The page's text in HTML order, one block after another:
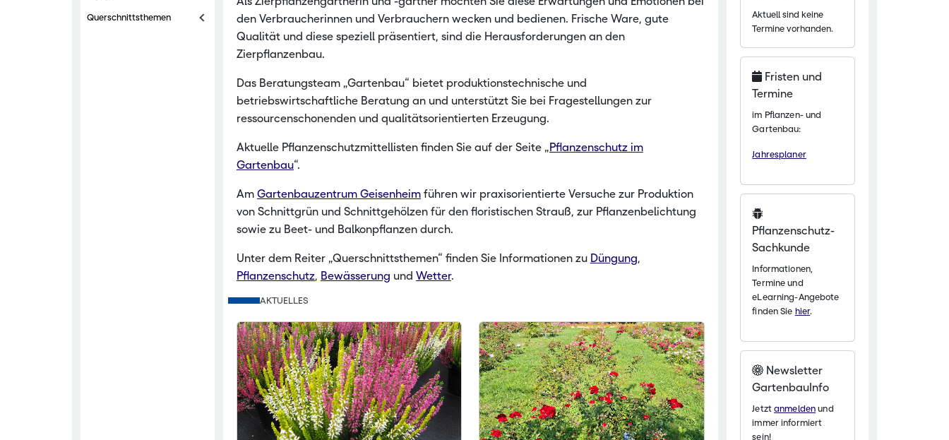
Nachwachsende Rohstoffe
Landwirtschaftliche Fachschulen
Landwirtschaftszentrum Eichhof
Querschnittsthemen
den Verbraucherinnen und Verbrauchern wecken und bedienen. Frische Ware, gute
Qualität und diese speziell präsentiert, sind die Herausforderungen an den
Zierpflanzenbau.
Das Beratungsteam „Gartenbau“ bietet produktionstechnische und
betriebswirtschaftliche Beratung an und unterstützt Sie bei Fragestellungen zur
ressourcenschonenden und qualitätsorientierten Erzeugung.
Aktuelle Pflanzenschutzmittellisten finden Sie auf der Seite „Pflanzenschutz im
Gartenbau“.
Am Gartenbauzentrum Geisenheimführen wir praxisorientierte Versuche zur Produktion
von Schnittgrün und Schnittgehölzen für den floristischen Strauß, zur Pflanzenbelichtung
sowie zu Beet- und Balkonpflanzen durch.
Unter dem Reiter „Querschnittsthemen“ finden Sie Informationen zu Düngung,
Pflanzenschutz, Bewässerung und Wetter.
AKTUELLES
Aktuell sind keine
Termine vorhanden.
Fristen und
Termine
im Pflanzen- und
Gartenbau:
Jahresplaner
Pflanzenschutz-
Sachkunde
Informationen,
Termine und
eLearning-Angebote
finden Sie hier.
Newsletter
GartenbauInfo
Jetztanmelden und
immer informiert
sein!